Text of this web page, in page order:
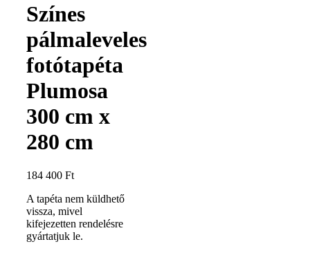
Színes
pálmaleveles
fotótapéta
Plumosa
300 cm x
280 cm
184 400 Ft
A tapéta nem küldhető
vissza, mivel
kifejezetten rendelésre
gyártatjuk le.